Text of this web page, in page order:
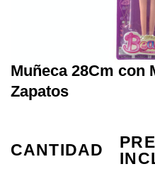
Muñeca 28Cm con
Zapatos
CANTIDAD